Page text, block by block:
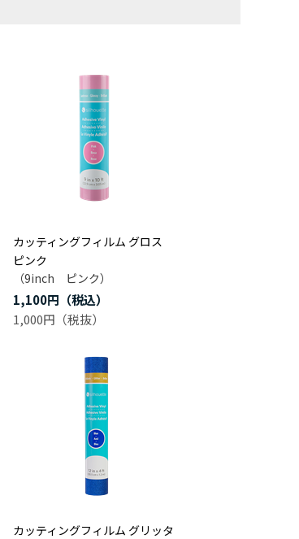
カッティングフィルム グロス
ピンク
（9inch ピンク）
1,100円
1,000円
カッティングフィルム グリッタ